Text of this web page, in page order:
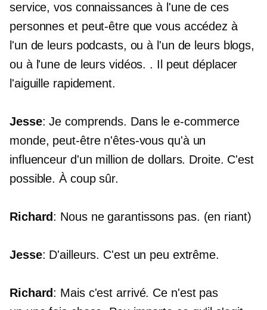
service, vos connaissances à l'une de ces
personnes et peut-être que vous accédez à
l'un de leurs podcasts, ou à l'un de leurs blogs,
ou à l'une de leurs vidéos. . Il peut déplacer
l'aiguille rapidement.
Jesse: Je comprends. Dans lee-commerce
monde, peut-être n'êtes-vous qu'à un
influenceur d'un million de dollars. Droite. C'est
possible. À coup sûr.
Richard: Nous ne garantissons pas. (en riant)
Jesse: D'ailleurs. C'est un peu extrême.
Richard: Mais c'est arrivé. Ce n'est pas